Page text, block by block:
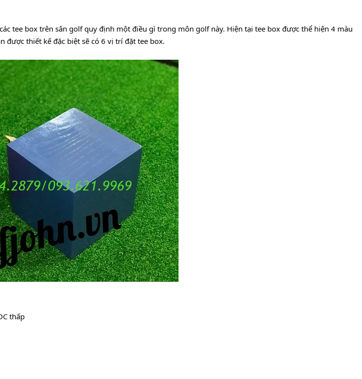
tee box trên sân golf quy định một điều gì trong môn golf này. Hiện tại tee box được thể hiện 4 màu
được thiết kế đặc biệt sẽ có 6 vị trí đặt tee box.
thấp